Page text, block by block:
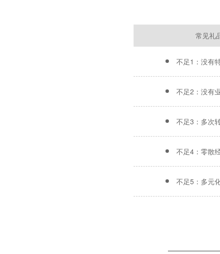
常见礼
不足1：没有
不足2：没有
不足3：多次
不足4：零散
不足5：多元